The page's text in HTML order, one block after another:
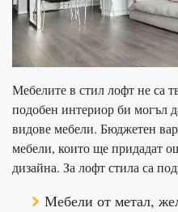
Мебелите в стил лофт не са
подобен интериор би могъл
видове мебели. Бюджетен
мебели, които ще придадат
дизайна. За лофт стила са
Мебели от метал,